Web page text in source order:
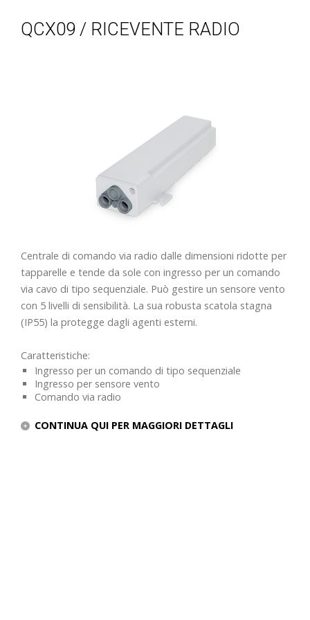
QCX09 / RICEVENTE RADIO
Centrale di comando via radio dalle dimensioni ridotte per
tapparelle e tende da sole con ingresso per un comando
via cavo di tipo sequenziale. Può gestire un sensore vento
con 5 livelli di sensibilità. La sua robusta scatola stagna
(IP55) la protegge dagli agenti esterni.
Caratteristiche:
Ingresso per un comando di tipo sequenziale
Ingresso per sensore vento
Comando via radio
CONTINUA QUI PER MAGGIORI DETTAGLI